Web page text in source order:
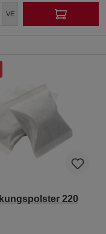
VE
220